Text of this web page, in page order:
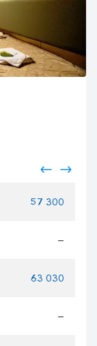
57 300
—
63 030
—